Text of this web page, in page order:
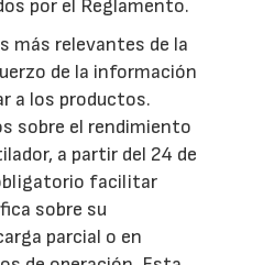
por el Reglamento.
más relevantes de la
de la información
a los productos.
sobre el rendimiento
a partir del 24 de
facilitar
sobre su
parcial o en